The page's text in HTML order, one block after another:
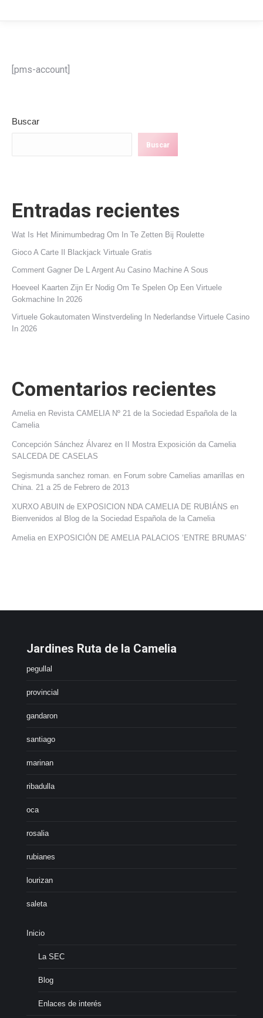
[pms-account]
Buscar
Buscar
Entradas recientes
Wat Is Het Minimumbedrag Om In Te Zetten Bij Roulette
Gioco A Carte Il Blackjack Virtuale Gratis
Comment Gagner De L Argent Au Casino Machine A Sous
Hoeveel Kaarten Zijn Er Nodig Om Te Spelen Op Een Virtuele
Gokmachine In 2026
Virtuele Gokautomaten Winstverdeling In Nederlandse Virtuele Casino
In 2026
Comentarios recientes
Amelia en Revista CAMELIA Nº 21 de la Sociedad Española de la
Camelia
Concepción Sánchez Álvarez en
II Mostra Exposición da Camelia
SALCEDA DE CASELAS
Segismunda sanchez roman. en Forum sobre Camelias amarillas en
China. 21 a 25 de Febrero de 2013
XURXO ABUIN de EXPOSICION NDA CAMELIA DE RUBIÁNS en
Bienvenidos al Blog de la Sociedad Española de la Camelia
Amelia en EXPOSICIÓN DE AMELIA PALACIOS ‘ENTRE BRUMAS’
Jardines Ruta de la Camelia
pegullal
provincial
gandaron
santiago
marinan
ribadulla
oca
rosalia
rubianes
lourizan
saleta
Inicio
La SEC
Blog
Enlaces de interés